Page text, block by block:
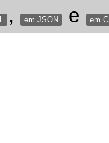
, em JSON e em